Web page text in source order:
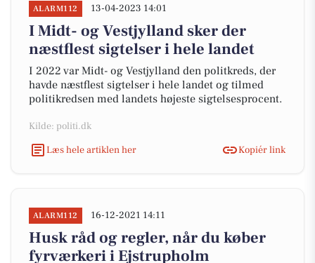
ALARM112 13-04-2023 14:01
I Midt- og Vestjylland sker der
næstflest sigtelser i hele landet
I 2022 var Midt- og Vestjylland den politkreds, der
havde næstflest sigtelser i hele landet og tilmed
politikredsen med landets højeste sigtelsesprocent.
Kilde: politi.dk
Læs hele artiklen her
Kopiér link
ALARM112 16-12-2021 14:11
Husk råd og regler, når du køber
fyrværkeri i Ejstrupholm